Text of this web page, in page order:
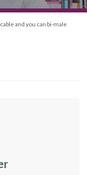
and you can bi-male